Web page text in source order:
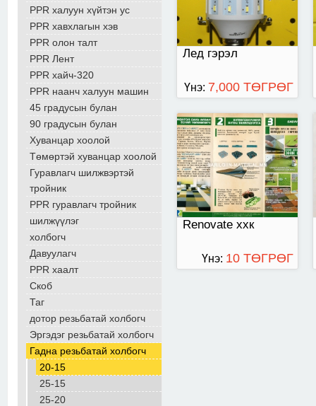
PPR халуун хүйтэн ус
PPR хавхлагын хэв
PPR олон талт
PPR Лент
PPR хайч-320
PPR наанч халуун машин
45 градусын булан
90 градусын булан
Хуванцар хоолой
Төмөртэй хуванцар хоолой
Гуравлагч шилжвэртэй
тройник
PPR гуравлагч тройник
шилжүүлэг
холбогч
Давуулагч
PPR хаалт
Скоб
Таг
дотор резьбатай холбогч
Эргэдэг резьбатай холбогч
Гадна резьбатай холбогч
20-15
25-15
25-20
Лед гэрэл
Үнэ: 7,000 ТӨГРӨГ
Renovate ххк
Үнэ: 10 ТӨГРӨГ